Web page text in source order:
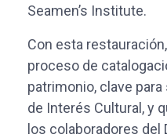
Seamen’s Institute.
Con esta
proceso de
patrimonio, clave
de Interés Cultural, y
los colaboradores del